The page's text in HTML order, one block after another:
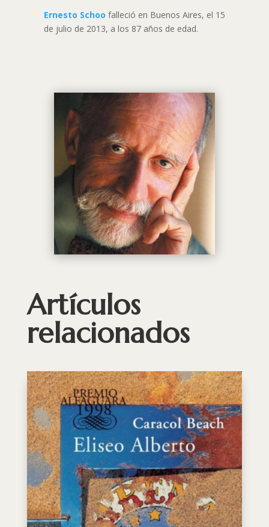
Ernesto Schoo falleció en Buenos Aires, el 15
de julio de 2013, a los 87 años de edad.
Artículos
relacionados